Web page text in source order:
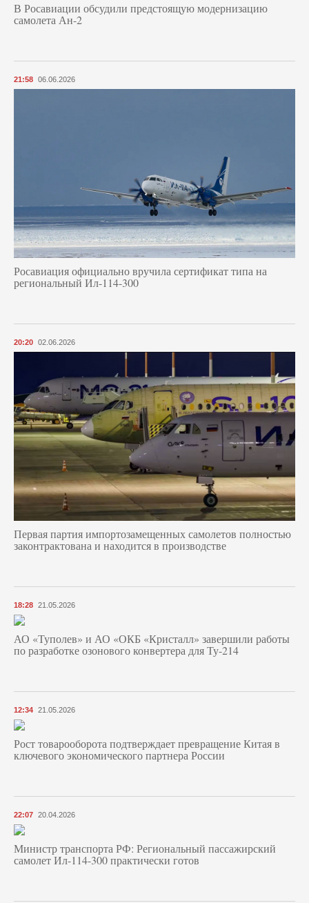
В Росавиации обсудили предстоящую модернизацию
самолета Ан-2
21:58 06.06.2026
Росавиация официально вручила сертификат типа на
региональный Ил-114-300
20:20 02.06.2026
Первая партия импортозамещенных самолетов полностью
законтрактована и находится в производстве
18:28 21.05.2026
АО «Туполев» и АО «ОКБ «Кристалл» завершили работы
по разработке озонового конвертера для Ту-214
12:34 21.05.2026
Рост товарооборота подтверждает превращение Китая в
ключевого экономического партнера России
22:07 20.04.2026
Министр транспорта РФ: Региональный пассажирский
самолет Ил-114-300 практически готов